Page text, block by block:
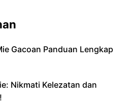
Gacoan Panduan Lengkap
Nikmati Kelezatan dan